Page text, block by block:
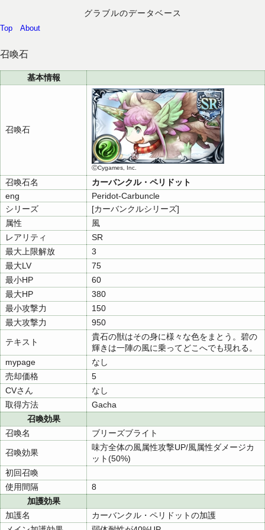
グラブルのデータベース
Top About
召喚石
基本情報
召喚石
ⒸCygames, Inc.
召喚石名
カーバンクル・ペリドット
eng
Peridot-Carbuncle
シリーズ
[カーバンクルシリーズ]
属性
風
レアリティ
SR
最大上限解放
3
最大LV
75
最小HP
60
最大HP
380
最小攻撃力
150
最大攻撃力
950
テキスト
貴石の獣はその身に様々な色をまとう。碧の
輝きは一陣の風に乗ってどこへでも現れる。
mypage
なし
売却価格
5
CVさん
なし
取得方法
Gacha
召喚効果
召喚名
ブリーズブライト
召喚効果
味方全体の風属性攻撃UP/風属性ダメージカ
ット(50%)
初回召喚
使用間隔
8
加護効果
加護名
カーバンクル・ペリドットの加護